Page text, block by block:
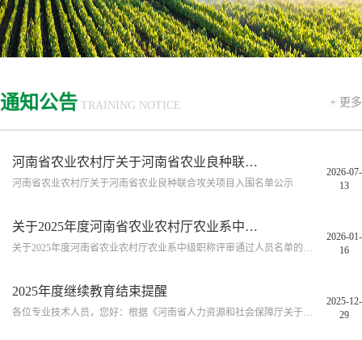
通知公告 TRAINING NOTICE + 更多
河南省农业农村厅关于河南省农业良种联合攻关项目入围名单公示
河南省农业农村厅关于河南省农业良种联合攻关项目入围名单公示
2026-07-
13
关于2025年度河南省农业农村厅农业系中级职称评审通过人员名单的公示
关于2025年度河南省农业农村厅农业系中级职称评审通过人员名单的公示
2026-01-
16
2025年度继续教育结束提醒
各位专业技术人员，您好：根据《河南省人力资源和社会保障厅关于做好2025年全省专业技术人员继续教育工作...
2025-12-
29